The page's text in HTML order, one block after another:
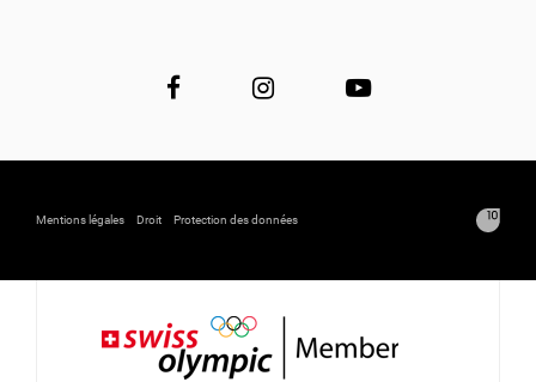
Mentions légales Droit Protection des données